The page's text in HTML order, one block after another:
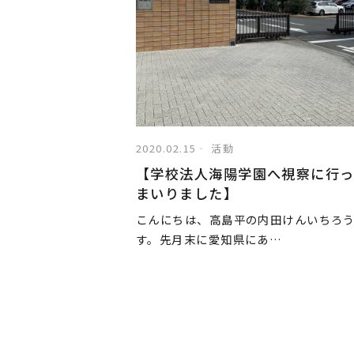
2020.02.15 活動
【学校法人海陽学園へ視察に行
まいりました】
こんにちは、高島平の内田けんいちろ
す。先月末に愛知県にあ…